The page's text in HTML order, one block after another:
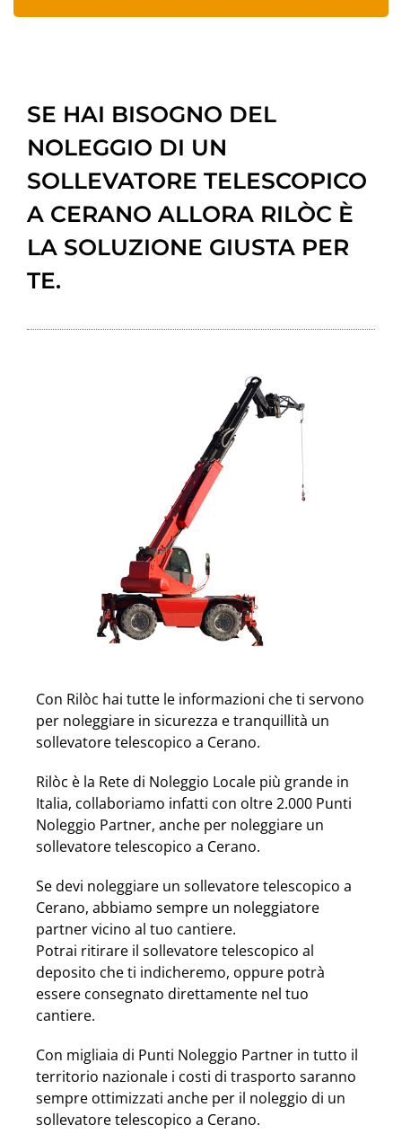
SE HAI BISOGNO DEL
NOLEGGIO DI UN
SOLLEVATORE TELESCOPICO
A CERANO ALLORA RILÒC È
LA SOLUZIONE GIUSTA PER
TE.
Con Rilòc hai tutte le informazioni che ti servono
per noleggiare in sicurezza e tranquillità un
sollevatore telescopico a Cerano.
Rilòc è la Rete di Noleggio Locale più grande in
Italia, collaboriamo infatti con oltre 2.000 Punti
Noleggio Partner, anche per noleggiare un
sollevatore telescopico a Cerano.
Se devi noleggiare un sollevatore telescopico a
Cerano, abbiamo sempre un noleggiatore
partner vicino al tuo cantiere.
Potrai ritirare il sollevatore telescopico al
deposito che ti indicheremo, oppure potrà
essere consegnato direttamente nel tuo
cantiere.
Con migliaia di Punti Noleggio Partner in tutto il
territorio nazionale i costi di trasporto saranno
sempre ottimizzati anche per il noleggio di un
sollevatore telescopico a Cerano.